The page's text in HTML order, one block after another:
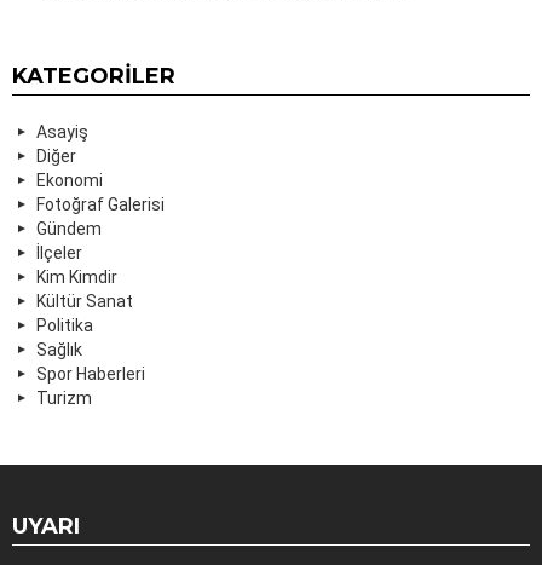
KATEGORILER
Asayiş
Diğer
Ekonomi
Fotoğraf Galerisi
Gündem
İlçeler
Kim Kimdir
Kültür Sanat
Politika
Sağlık
Spor Haberleri
Turizm
UYARI